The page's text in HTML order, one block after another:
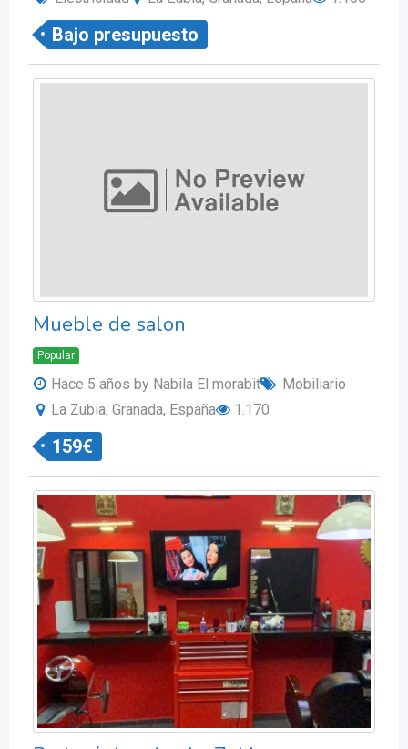
Bajo presupuesto
Mueble de salon
Popular
Hace 5 años by Nabila El morabit
Mobiliario
La Zubia, Granada, España
1.170
159€